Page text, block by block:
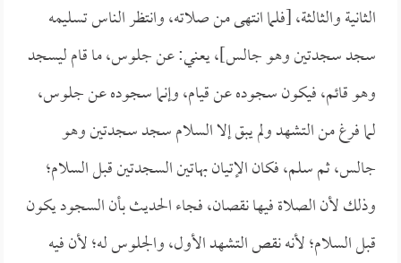
الثانية والثالثة، [فلما انتهى من صلاته، وانتظر الناس تسليمه
سجد سجدتين وهو جالس]، يعني: عن جلوس، ما قام ليسجد
وهو قائم، فيكون سجوده عن قيام، وإنما سجوده عن جلوس،
لما فرغ من التشهد ولم يبق إلا السلام سجد سجدتين وهو
جالس، ثم سلم، فكان الإتيان بهاتين السجدتين قبل السلام؛
وذلك لأن الصلاة فيها نقصان، فجاء الحديث بأن السجود يكون
قبل السلام؛ لأنه نقص التشهد الأول، والجلوس له؛ لأن فيه